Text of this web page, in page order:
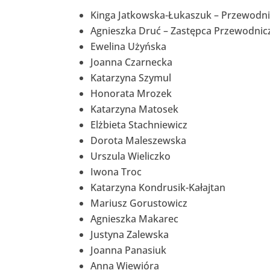
Kinga Jatkowska-Łukaszuk –
Agnieszka Druć – Zastępca
Ewelina Użyńska
Joanna Czarnecka
Katarzyna Szymul
Honorata Mrozek
Katarzyna Matosek
Elżbieta Stachniewicz
Dorota Maleszewska
Urszula Wieliczko
Iwona Troc
Katarzyna Kondrusik-Kałajtan
Mariusz Gorustowicz
Agnieszka Makarec
Justyna Zalewska
Joanna Panasiuk
Anna Wiewióra